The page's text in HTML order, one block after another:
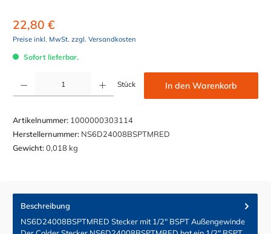
22,80 €
Preise inkl. MwSt. zzgl. Versandkosten
Sofort lieferbar.
Stück In den Warenkorb
Artikelnummer: 1000000303114
Herstellernummer: NS6D24008BSPTMRED
Gewicht:0,018 kg
Beschreibung
NS6D24008BSPTMRED Stecker mit 1/2" BSPT Außengewinde